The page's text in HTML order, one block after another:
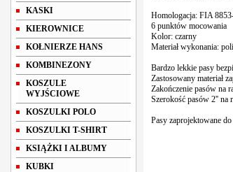
KASKI
KIEROWNICE
KOŁNIERZE HANS
KOMBINEZONY
KOSZULE
WYJŚCIOWE
KOSZULKI POLO
KOSZULKI T-SHIRT
KSIĄŻKI I ALBUMY
KUBKI
Homologacja: FIA
6 punktów mocowania
Kolor: czarny
Materiał wykonania:
Bardzo lekkie pasy
Zastosowany materiał
Zakończenie pasów na
Szerokość pasów 2'' na
Pasy zaprojektowane